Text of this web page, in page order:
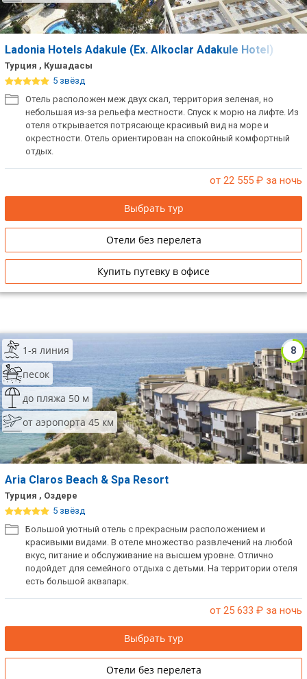
Ladonia Hotels Adakule (Ex. Alkoclar Adakule Hotel)
Турция , Кушадасы
5 звёзд
Отель расположен меж двух скал, территория зеленая, но
небольшая из-за рельефа местности. Спуск к морю на лифте. Из
отеля открывается потрясающе красивый вид на море и
окрестности. Отель ориентирован на спокойный комфортный
отдых.
от 22 555 ₽ за ночь
Выбрать тур
Отели без перелета
Купить путевку в офисе
8
1-я линия
песок
до пляжа 50 м
от аэропорта 45 км
Aria Claros Beach & Spa Resort
Турция , Оздере
5 звёзд
Большой уютный отель с прекрасным расположением и
красивыми видами. В отеле множество развлечений на любой
вкус, питание и обслуживание на высшем уровне. Отлично
подойдет для семейного отдыха с детьми. На территории отеля
есть большой аквапарк.
от 25 633 ₽ за ночь
Выбрать тур
Отели без перелета
звезды
Лучшие отели 3* звезды
Недорогие отели 3*
звезды
Сетевые отели Турции
Сетевые отели Египта
Сетевые отели ОАЭ
Сетевые отели Шри Ланки
Сетевые отели Вьетнама
Сетевые отели Бали
Сетевые отели Сейшел
Сетевые отели Маврикия